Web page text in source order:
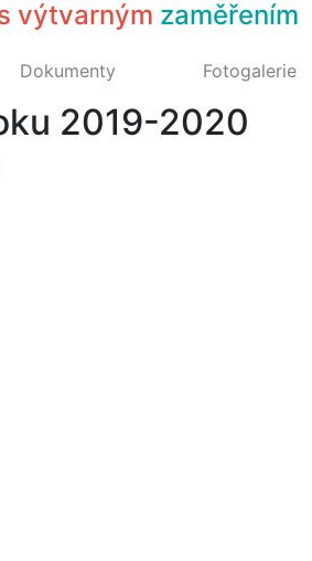
výtvarným zaměřením
Dokumenty Fotogalerie
2019-2020